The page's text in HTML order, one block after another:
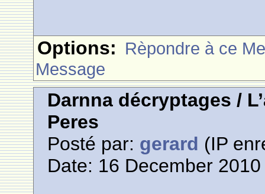
Options: Rèpondre à ce
Message
Darnna décryptages /
Peres
Posté par: gerard (IP
Date: 16 December